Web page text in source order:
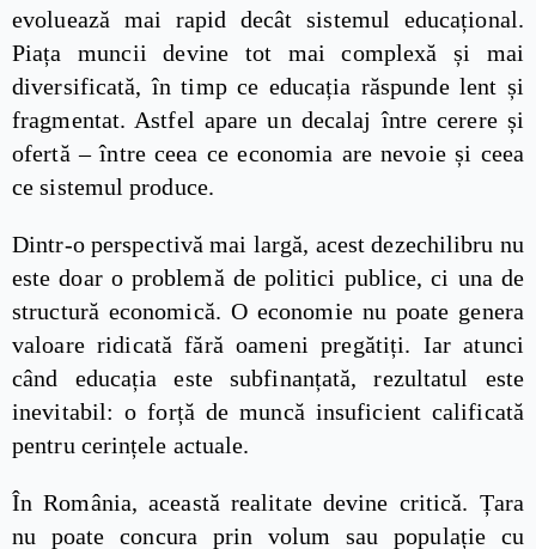
evoluează mai rapid decât sistemul educațional.
Piața muncii devine tot mai complexă și mai
diversificată, în timp ce educația răspunde lent și
fragmentat. Astfel apare un decalaj între cerere și
ofertă – între ceea ce economia are nevoie și ceea
ce sistemul produce.
Dintr-o perspectivă mai largă, acest dezechilibru nu
este doar o problemă de politici publice, ci una de
structură economică. O economie nu poate genera
valoare ridicată fără oameni pregătiți. Iar atunci
când educația este subfinanțată, rezultatul este
inevitabil: o forță de muncă insuficient calificată
pentru cerințele actuale.
În România, această realitate devine critică. Țara
nu poate concura prin volum sau populație cu